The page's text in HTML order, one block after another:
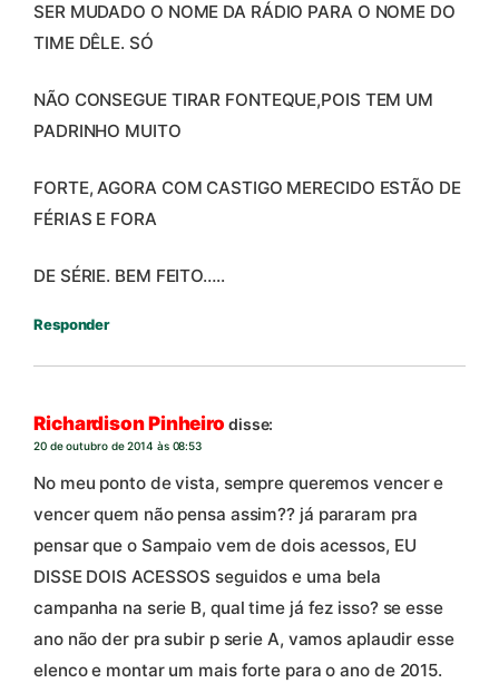
SER MUDADO O NOME DA RÁDIO PARA O NOME DO
TIME DÊLE. SÓ
NÃO CONSEGUE TIRAR FONTEQUE,POIS TEM UM
PADRINHO MUITO
FORTE, AGORA COM CASTIGO MERECIDO ESTÃO DE
FÉRIAS E FORA
DE SÉRIE. BEM FEITO…..
Responder
Richardison Pinheiro disse:
20 de outubro de 2014 às 08:53
No meu ponto de vista, sempre queremos vencer e
vencer quem não pensa assim?? já pararam pra
pensar que o Sampaio vem de dois acessos, EU
DISSE DOIS ACESSOS seguidos e uma bela
campanha na serie B, qual time já fez isso? se esse
ano não der pra subir p serie A, vamos aplaudir esse
elenco e montar um mais forte para o ano de 2015.